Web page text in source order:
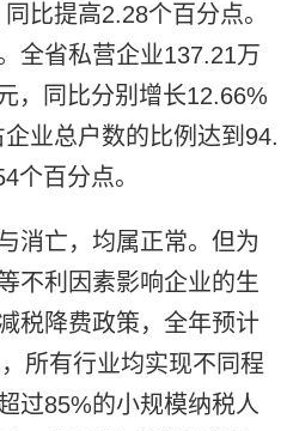
比提高2.28个百分点。
全省私营企业137.21万
，同比分别增长12.66%
业总户数的比例达到94.
个百分点。
亡，均属正常。但为
不利因素影响企业的生
税降费政策，全年预计
所有行业均实现不同程
过85%的小规模纳税人